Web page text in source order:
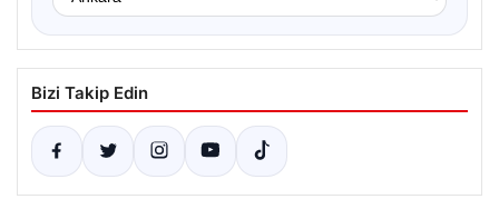
Bizi Takip Edin